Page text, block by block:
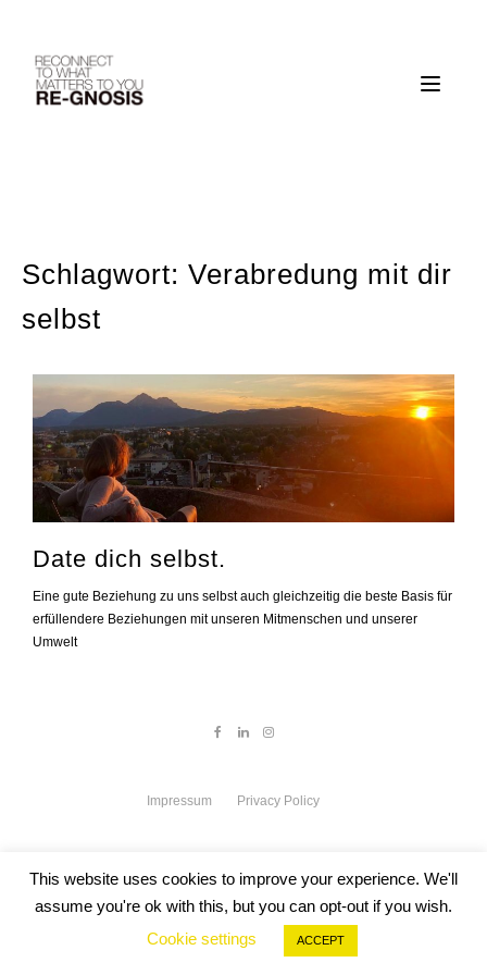
Schlagwort: Verabredung mit dir
selbst
Date dich selbst.
Eine gute Beziehung zu uns selbst auch gleichzeitig die beste Basis für
erfüllendere Beziehungen mit unseren Mitmenschen und unserer
Umwelt
Impressum Privacy Policy
This website uses cookies to improve your experience. We'll
assume you're ok with this, but you can opt-out if you wish.
Cookie settings
ACCEPT